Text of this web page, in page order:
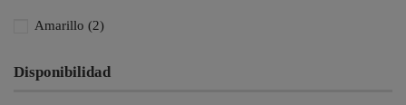
Amarillo (2)
Disponibilidad